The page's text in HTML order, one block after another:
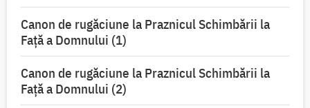
Canon de rugăciune la Praznicul Schimbării la
Faţă a Domnului (1)
Canon de rugăciune la Praznicul Schimbării la
Faţă a Domnului (2)